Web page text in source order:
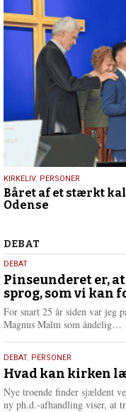
23.
september
2025
KIRKELIV, PERSONER
Båret af et stærkt
Odense
Debat
DEBAT
5.
august
2026
DEBAT
Pinseunderet er,
sprog, som vi kan
For snart 25 år siden var jeg
Magnus Malm som åndelig…
e
e
25.
juli
2026
DEBAT, PERSONER
Hvad kan kirken
Nye troende finder sjældent
ny ph.d.-afhandling viser, at